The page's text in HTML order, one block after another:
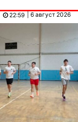
| 6 август 2026
22:59